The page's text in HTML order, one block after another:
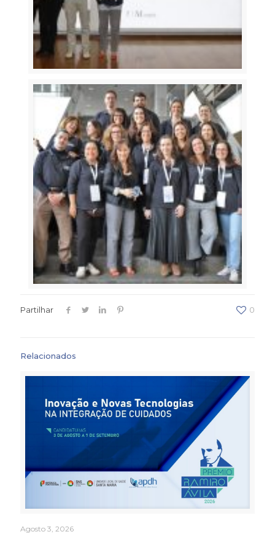
Partilhar 0
Relacionados
Agosto 3, 2026